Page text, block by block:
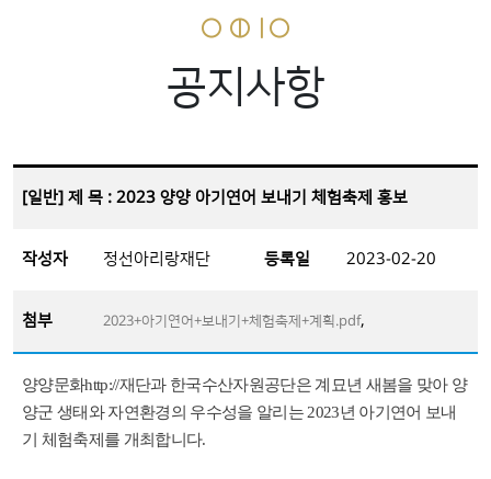
공지사항
[일반] 제 목 : 2023 양양 아기연어 보내기 체험축제 홍보
작성자 정선아리랑재단 등록일 2023-02-20
첨부 2023+아기연어+보내기+체험축제+계획.pdf,
양양문화http://재단과 한국수산자원공단은 계묘년 새봄을 맞아 양
양군 생태와 자연환경의 우수성을 알리는 2023년 아기연어 보내
기 체험축제를 개최합니다.